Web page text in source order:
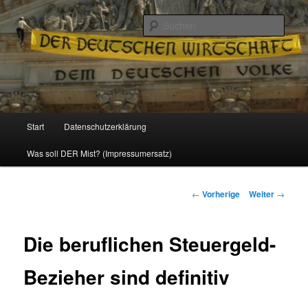
Reizzentrum
Politik, Wirtschaft, Soziales und Gesellschaft
Zum
Inhalt
Start Datenschutzerklärung
Was soll DER Mist? (Impressumersatz)
Beitrags-
← Vorherige Weiter →
Die beruflichen Steuergeld-
Bezieher sind definitiv